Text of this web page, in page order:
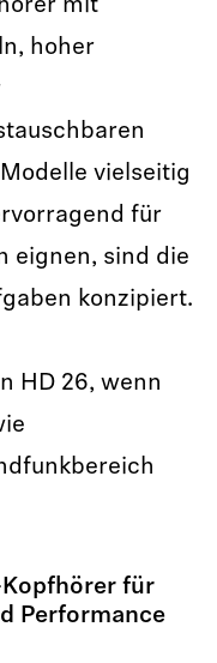
mit
hoher
vielseitig
für
eignen, sind die
konzipiert.
HD 26, wenn
Kopfhörer für
Performance